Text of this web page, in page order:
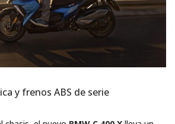
y frenos ABS de serie